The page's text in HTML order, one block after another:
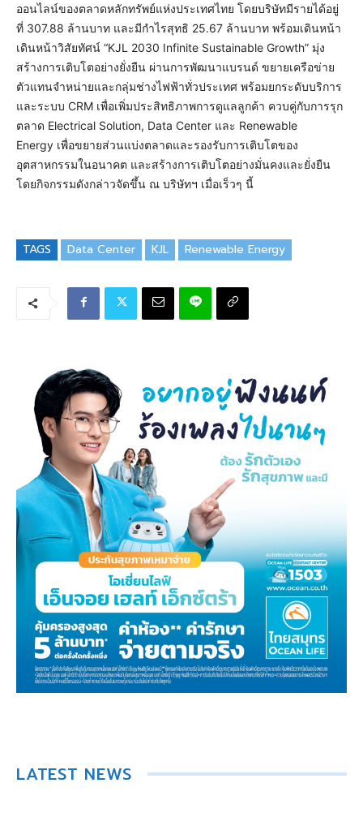
ออนไลน์ของตลาดหลักทรัพย์แห่งประเทศไทย โดยบริษัทมีรายได้อยู่
ที่ 307.88 ล้านบาท และมีกำไรสุทธิ 25.67 ล้านบาท พร้อมเดินหน้า
เดินหน้าวิสัยทัศน์ “KJL 2030 Infinite Sustainable Growth” มุ่ง
สร้างการเติบโตอย่างยั่งยืน ผ่านการพัฒนาแบรนด์ ขยายเครือข่าย
ตัวแทนจำหน่ายและกลุ่มช่างไฟฟ้าทั่วประเทศ พร้อมยกระดับบริการ
และระบบ CRM เพื่อเพิ่มประสิทธิภาพการดูแลลูกค้า ควบคู่กับการรุก
ตลาด Electrical Solution, Data Center และ Renewable
Energy เพื่อขยายส่วนแบ่งตลาดและรองรับการเติบโตของ
อุตสาหกรรมในอนาคต และสร้างการเติบโตอย่างมั่นคงและยั่งยืน
โดยกิจกรรมดังกล่าวจัดขึ้น ณ บริษัทฯ เมื่อเร็วๆ นี้
TAGS Data Center KJL Renewable Energy
LATEST NEWS